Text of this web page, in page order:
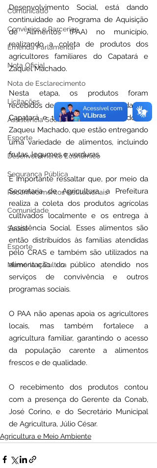
Comunicado
Convênios e Parcerias
Emenda Parlamentar
Nota Oficial
Nota de Esclarecimento
Licitações
Assistência Social
Esporte
Desenvolvimento Econômico
Segurança Pública
Reconhecimentos Institucionais
Comunidade
Saúde
Esporte
Memória e Cultura
Desenvolvimento Social, está dando
continuidade ao Programa de Aquisição
de Alimentos (PAA) no município,
realizando a coleta de produtos dos
agricultores familiares do Capatará e
Zaquel Machado.
Nesta etapa, os produtos foram
recebidos de 16 famílias cadastradas do
Capatará e 10 produtores aptos do PA
Zaqueu Machado, que estão entregando
uma variedade de alimentos, incluindo
frutas, legumes e verduras.
É importante ressaltar que, por meio da
Secretaria de Agricultura, a Prefeitura
realiza a coleta dos produtos agrícolas
cultivados localmente e os entrega à
Assistência Social. Esses alimentos são
então distribuídos às famílias atendidas
pelo CRAS e também são utilizados na
alimentação do público atendido nos
serviços de convivência e outros
programas sociais.
O PAA não apenas apoia os agricultores
locais, mas também fortalece a
agricultura familiar, garantindo o acesso
da população carente a alimentos
frescos e de qualidade.
O recebimento dos produtos contou
com a presença do Gerente da Conab,
José Corino, e do Secretário Municipal
de Agricultura, Júlio César.
Agricultura e Meio Ambiente